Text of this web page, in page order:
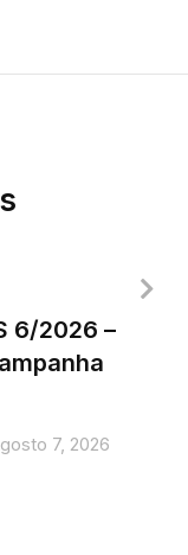
6/2026 –
7, 2026